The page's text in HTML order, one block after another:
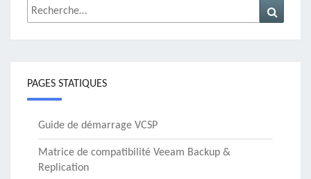
Rechercher :
PAGES STATIQUES
Guide de démarrage VCSP
Matrice de compatibilité Veeam Backup &
Replication